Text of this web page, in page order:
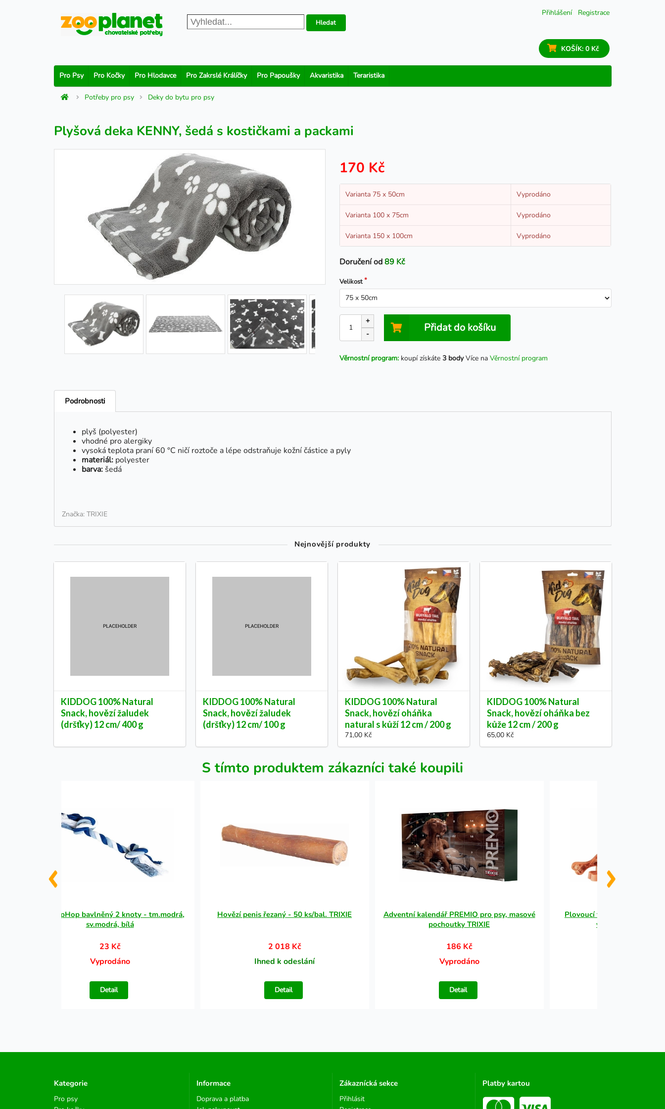
Přihlášení Registrace
Hledat
KOŠÍK: 0 Kč
Pro Psy Pro Kočky Pro Hlodavce Pro Zakrslé Králíčky Pro Papoušky Akvaristika Teraristika
Potřeby pro psy Deky do bytu pro psy
Plyšová deka KENNY, šedá s kostičkami a packami
170 Kč
Varianta 75 x 50cm Vyprodáno
Varianta 100 x 75cm Vyprodáno
Varianta 150 x 100cm Vyprodáno
Doručení od89 Kč
Velikost
+
-
Přidat do košíku
Věrnostní program: koupí získáte 3 bodyVíce na Věrnostní program
Podrobnosti
plyš (polyester)
vhodné pro alergiky
vysoká teplota praní 60 °C ničí roztoče a lépe odstraňuje kožní částice a pyly
materiál: polyester
barva:šedá
Značka: TRIXIE
Nejnovější produkty
KIDDOG 100% Natural
Snack, hovězí žaludek
(dršťky) 12 cm/ 400 g
KIDDOG 100% Natural
Snack, hovězí žaludek
(dršťky) 12 cm/ 100 g
KIDDOG 100% Natural
Snack, hovězí oháňka
natural s kůží 12 cm / 200 g
71,00 Kč
KIDDOG 100% Natural
Snack, hovězí oháňka bez
kůže 12 cm / 200 g
65,00 Kč
S tímto produktem zákazníci také koupili
Uzel HipHop bavlněný 2 knoty - tm.modrá,
sv.modrá, bílá
23 Kč
Vyprodáno
Detail
Hovězí penis řezaný - 50 ks/bal. TRIXIE
2 018 Kč
Ihned k odeslání
Detail
Adventní kalendář PREMIO pro psy, masové
pochoutky TRIXIE
186 Kč
Vyprodáno
Detail
Plovoucí tréninkový Aport
vanilkou 9cm
Kategorie
Pro psy
Informace
Doprava a platba
Zákaznícká sekce
Přihlásit
Platby kartou